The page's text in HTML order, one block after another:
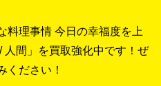
料理事情 今日の幸福度を上
間」を買取強化中です！ ぜ
ください！